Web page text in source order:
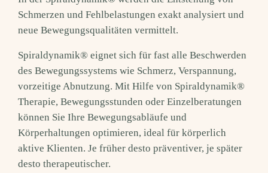
Schmerzen und Fehlbelastungen exakt analysiert und
neue Bewegungsqualitäten vermittelt.
Spiraldynamik® eignet sich für fast alle Beschwerden
des Bewegungssystems wie Schmerz, Verspannung,
vorzeitige Abnutzung. Mit Hilfe von Spiraldynamik®
Therapie, Bewegungsstunden oder Einzelberatungen
können Sie Ihre Bewegungsabläufe und
Körperhaltungen optimieren, ideal für körperlich
aktive Klienten. Je früher desto präventiver, je später
desto therapeutischer.